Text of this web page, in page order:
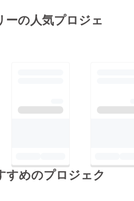
。
隣のケー
なってき
に過ご
りまし
おりま
ーの人気プロジェ
すめのプロジェク